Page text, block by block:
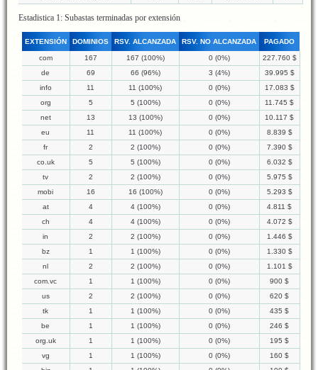
Estadistica 1: Subastas terminadas por extensión
EXTENSIÓN DOMINIOS RSV. ALCANZADA RSV. NO ALCANZADA PAGADO
com 167 167 (100%) 0 (0%)
227.760 $
de
69 66 (96%) 3 (4%)
39.995 $
info
11 11 (100%) 0 (0%)
17.083 $
org
5 5 (100%) 0 (0%)
11.745 $
net
13 13 (100%) 0 (0%)
10.117 $
eu
11 11 (100%) 0 (0%)
8.839 $
fr
2 2 (100%) 0 (0%)
7.390 $
co.uk
5 5 (100%) 0 (0%)
6.032 $
tv
2 2 (100%) 0 (0%)
5.975 $
mobi
16 16 (100%) 0 (0%)
5.293 $
at
4 4 (100%) 0 (0%)
4.811 $
ch
4 4 (100%) 0 (0%)
4.072 $
in
2 2 (100%) 0 (0%)
1.446 $
bz
1 1 (100%) 0 (0%)
1.330 $
nl
2 2 (100%) 0 (0%)
1.101 $
com.vc
1 1 (100%) 0 (0%)
900 $
us
2 2 (100%) 0 (0%)
620 $
tk
1 1 (100%) 0 (0%)
435 $
be
1 1 (100%) 0 (0%)
246 $
org.uk
1 1 (100%) 0 (0%)
195 $
vg
1 1 (100%) 0 (0%)
160 $